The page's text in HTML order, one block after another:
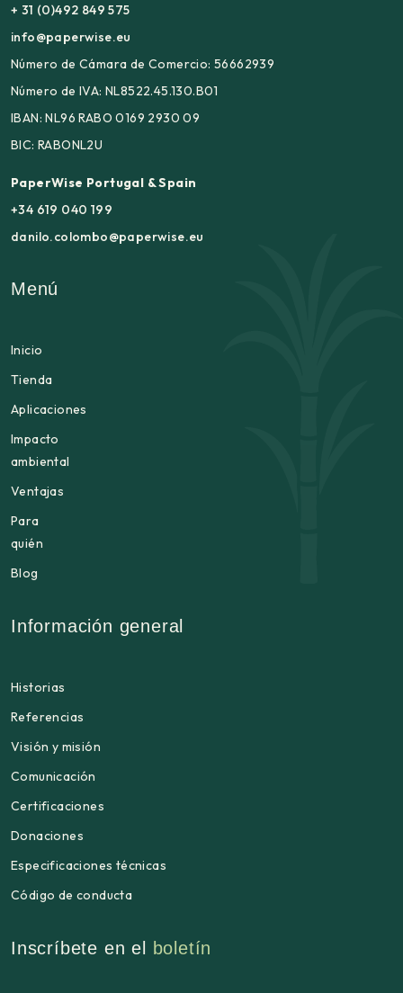
+ 31 (0)492 849 575
info@paperwise.eu
Número de Cámara de Comercio: 56662939
Número de IVA: NL8522.45.130.B01
IBAN: NL96 RABO 0169 2930 09
BIC: RABONL2U
PaperWise Portugal & Spain
+34 619 040 199
danilo.colombo@paperwise.eu
Menú
Inicio
Tienda
Aplicaciones
Impacto
ambiental
Ventajas
Para
quién
Blog
Información general
Historias
Referencias
Visión y misión
Comunicación
Certificaciones
Donaciones
Especificaciones técnicas
Código de conducta
Inscríbete en el boletín